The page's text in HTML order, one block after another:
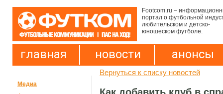
Footcom.ru –
портал о футбольной
любительском и детско-
юношеском футболе.
главная новости анонсы
Медиа
Вернуться к списку новостей